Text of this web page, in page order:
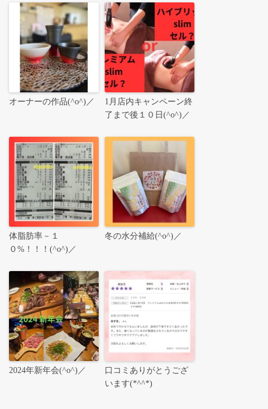
オーナーの作品(^o^)／
1月店内キャンペーン終
了まで後１０日(^o^)／
体脂肪率－１
０%！！！(^o^)／
冬の水分補給(^o^)／
2024年新年会(^o^)／
口コミありがとうござ
います(*^^*)